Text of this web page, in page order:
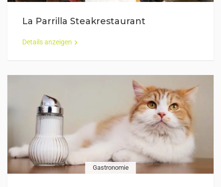
La Parrilla Steakrestaurant
Details anzeigen
Gastronomie